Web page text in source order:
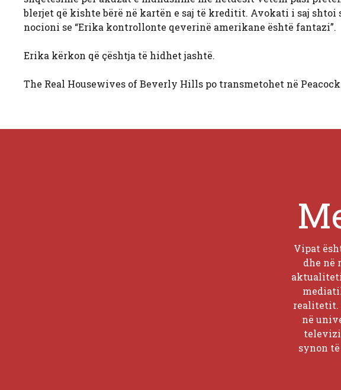
blerjet që kishte bërë në kartën e saj të kreditit. Avokati i saj shtoi
nocioni se “Erika kontrollonte qeverinë amerikane është fantazi”.
Erika kërkon që çështja të hidhet jashtë.
The Real Housewives of Beverly Hills po transmetohet në
Vipat
dhe në
realitetit.
në
synon